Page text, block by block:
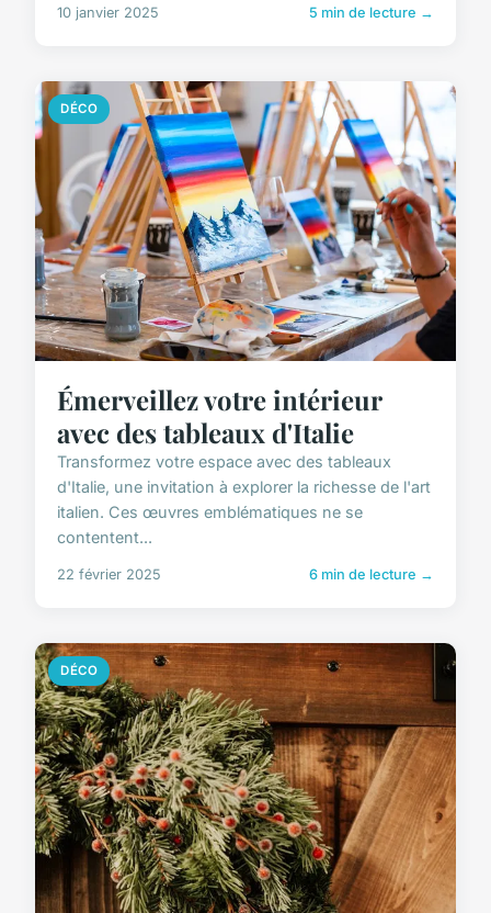
10 janvier 2025 5 min de lecture →
DÉCO
Émerveillez votre intérieur
avec des tableaux d'Italie
Transformez votre espace avec des tableaux
d'Italie, une invitation à explorer la richesse de l'art
italien. Ces œuvres emblématiques ne se
contentent...
22 février 2025 6 min de lecture →
DÉCO